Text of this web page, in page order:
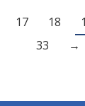
17 18
33
→